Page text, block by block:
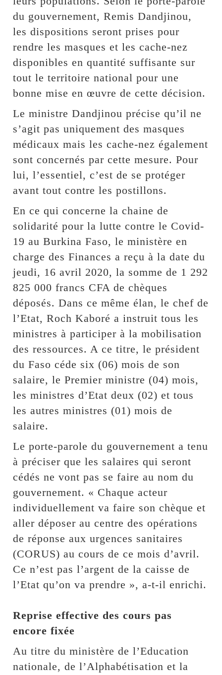
du gouvernement, Remis Dandjinou,
les dispositions seront prises pour
rendre les masques et les cache-nez
disponibles en quantité suffisante sur
tout le territoire national pour une
bonne mise en œuvre de cette décision.
Le ministre Dandjinou précise qu’il ne
s’agit pas uniquement des masques
médicaux mais les cache-nez également
sont concernés par cette mesure. Pour
lui, l’essentiel, c’est de se protéger
avant tout contre les postillons.
En ce qui concerne la chaine de
solidarité pour la lutte contre le Covid-
19 au Burkina Faso, le ministère en
charge des Finances a reçu à la date du
jeudi, 16 avril 2020, la somme de 1 292
825 000 francs CFA de chèques
déposés. Dans ce même élan, le chef de
l’Etat, Roch Kaboré a instruit tous les
ministres à participer à la mobilisation
des ressources. A ce titre, le président
du Faso céde six (06) mois de son
salaire, le Premier ministre (04) mois,
les ministres d’Etat deux (02) et tous
les autres ministres (01) mois de
salaire.
Le porte-parole du gouvernement a tenu
à préciser que les salaires qui seront
cédés ne vont pas se faire au nom du
gouvernement. « Chaque acteur
individuellement va faire son chèque et
aller déposer au centre des opérations
de réponse aux urgences sanitaires
(CORUS) au cours de ce mois d’avril.
Ce n’est pas l’argent de la caisse de
l’Etat qu’on va prendre », a-t-il enrichi.
Reprise effective des cours pas
encore fixée
Au titre du ministère de l’Education
nationale, de l’Alphabétisation et la